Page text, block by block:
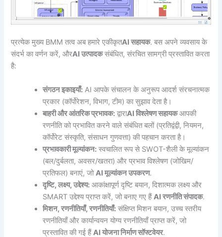
प्रत्येक मुख्य BMM तत्व अब हमारे एकीकृतAI सहायक. बस अपने व्यवसाय के
संदर्भ का वर्णन करें, औरAI उत्पादकसंबंधित, संरचित सामग्री प्रस्तावित करता
है:
संगठन इकाइयाँ: AI आपके संचालन के अनुरूप आदर्श संरचनात्मक
प्रकार (कॉर्पोरेशन, विभाग, टीम) का सुझाव देता है।
बाहरी और आंतरिक प्रभावक: द्वाराAI विश्लेषण सहायकआपकी
रणनीति को प्रभावित करने वाले संबंधित बलों (प्रतिद्वंद्वी, नियमन,
कॉर्पोरेट संस्कृति, संसाधन गुणवत्ता) की पहचान करता है।
प्रभावकारी मूल्यांकन: स्वचालित रूप से SWOT-शैली के मूल्यांकन
(बल/दुर्बलता, अवसर/खतरा) और प्रभाव विश्लेषण (जोखिम/
प्रतिफल) बनाएं, जोAI मूल्यांकन उपकरण.
दृष्टि, लक्ष्य, उद्देश्य: आकांक्षापूर्ण दृष्टि बयान, दिशात्मक लक्ष्य और
SMART उद्देश्य प्राप्त करें, जो बनाए गए हैंAI रणनीति संपादक.
मिशन, रणनीतियाँ, रणनीतियाँ: संक्षिप्त मिशन बयान, उच्च स्तरीय
रणनीतियाँ और कार्यान्वयन योग्य रणनीतियाँ प्राप्त करें, जो
प्रस्तावित की गई हैंAI योजना निर्माण सॉफ्टवेयर.